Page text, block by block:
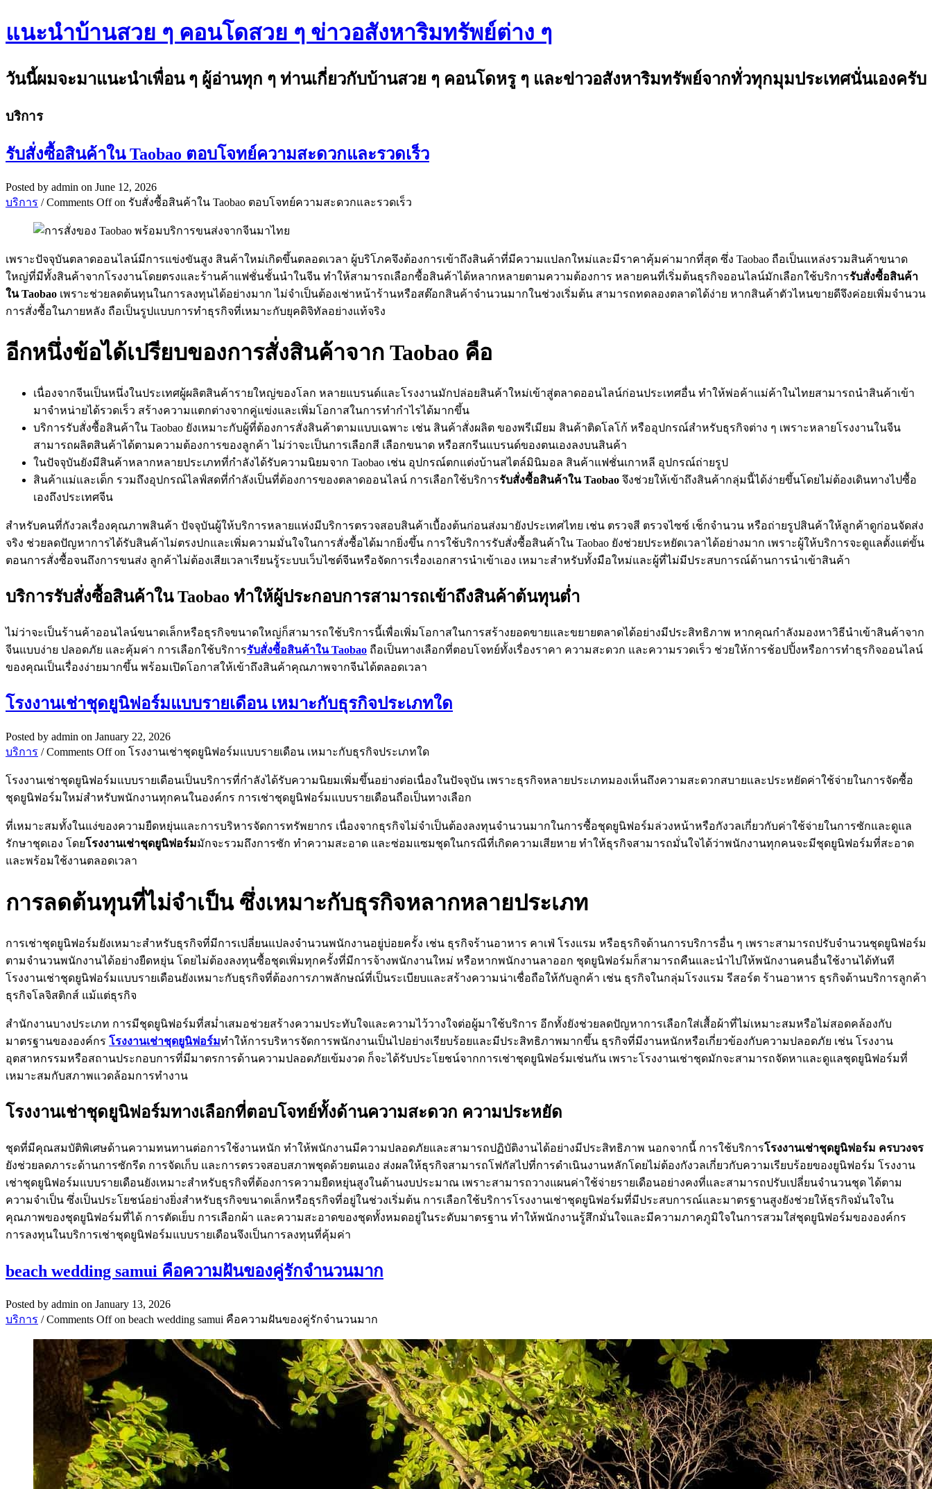
แนะนำบ้านสวย ๆ คอนโดสวย ๆ ข่าวอสังหาริมทรัพย์ต่าง ๆ
วันนี้ผมจะมาแนะนำเพื่อน ๆ ผู้อ่านทุก ๆ ท่านเกี่ยวกับบ้านสวย ๆ คอนโดหรู ๆ และข่าวอสังหาริมทรัพย์จากทั่วทุกมุมประเทศนั่นเองครับ
บริการ
รับสั่งซื้อสินค้าใน Taobao ตอบโจทย์ความสะดวกและรวดเร็ว
Posted by admin on June 12, 2026
บริการ /Comments Offon รับสั่งซื้อสินค้าใน Taobao ตอบโจทย์ความสะดวกและรวดเร็ว
เพราะปัจจุบันตลาดออนไลน์มีการแข่งขันสูง สินค้าใหม่เกิดขึ้นตลอดเวลา ผู้บริโภคจึงต้องการเข้าถึงสินค้าที่มีความแปลกใหม่และมีราคาคุ้มค่ามากที่สุด ซึ่ง Taobao ถือเป็นแหล่งรวมสินค้าขนาด
ใหญ่ที่มีทั้งสินค้าจากโรงงานโดยตรงและร้านค้าแฟชั่นชั้นนำในจีน ทำให้สามารถเลือกซื้อสินค้าได้หลากหลายตามความต้องการ หลายคนที่เริ่มต้นธุรกิจออนไลน์มักเลือกใช้บริการรับสั่งซื้อสินค้า
ในTaobao เพราะช่วยลดต้นทุนในการลงทุนได้อย่างมาก ไม่จำเป็นต้องเช่าหน้าร้านหรือสต๊อกสินค้าจำนวนมากในช่วงเริ่มต้น สามารถทดลองตลาดได้ง่าย หากสินค้าตัวไหนขายดีจึงค่อยเพิ่มจำนวน
การสั่งซื้อในภายหลัง ถือเป็นรูปแบบการทำธุรกิจที่เหมาะกับยุคดิจิทัลอย่างแท้จริง
อีกหนึ่งข้อได้เปรียบของการสั่งสินค้าจาก Taobao คือ
เนื่องจากจีนเป็นหนึ่งในประเทศผู้ผลิตสินค้ารายใหญ่ของโลก หลายแบรนด์และโรงงานมักปล่อยสินค้าใหม่เข้าสู่ตลาดออนไลน์ก่อนประเทศอื่น ทำให้พ่อค้าแม่ค้าในไทยสามารถนำสินค้าเข้า
มาจำหน่ายได้รวดเร็ว สร้างความแตกต่างจากคู่แข่งและเพิ่มโอกาสในการทำกำไรได้มากขึ้น
บริการรับสั่งซื้อสินค้าใน Taobao ยังเหมาะกับผู้ที่ต้องการสั่งสินค้าตามแบบเฉพาะ เช่น สินค้าสั่งผลิต ของพรีเมียม สินค้าติดโลโก้ หรืออุปกรณ์สำหรับธุรกิจต่าง ๆ เพราะหลายโรงงานในจีน
สามารถผลิตสินค้าได้ตามความต้องการของลูกค้า ไม่ว่าจะเป็นการเลือกสี เลือกขนาด หรือสกรีนแบรนด์ของตนเองลงบนสินค้า
ในปัจจุบันยังมีสินค้าหลากหลายประเภทที่กำลังได้รับความนิยมจาก Taobao เช่น อุปกรณ์ตกแต่งบ้านสไตล์มินิมอล สินค้าแฟชั่นเกาหลี อุปกรณ์ถ่ายรูป
สินค้าแม่และเด็ก รวมถึงอุปกรณ์ไลฟ์สดที่กำลังเป็นที่ต้องการของตลาดออนไลน์ การเลือกใช้บริการรับสั่งซื้อสินค้าในTaobao จึงช่วยให้เข้าถึงสินค้ากลุ่มนี้ได้ง่ายขึ้นโดยไม่ต้องเดินทางไปซื้อ
เองถึงประเทศจีน
สำหรับคนที่กังวลเรื่องคุณภาพสินค้า ปัจจุบันผู้ให้บริการหลายแห่งมีบริการตรวจสอบสินค้าเบื้องต้นก่อนส่งมายังประเทศไทย เช่น ตรวจสี ตรวจไซซ์ เช็กจำนวน หรือถ่ายรูปสินค้าให้ลูกค้าดูก่อนจัดส่ง
จริง ช่วยลดปัญหาการได้รับสินค้าไม่ตรงปกและเพิ่มความมั่นใจในการสั่งซื้อได้มากยิ่งขึ้น การใช้บริการรับสั่งซื้อสินค้าใน Taobao ยังช่วยประหยัดเวลาได้อย่างมาก เพราะผู้ให้บริการจะดูแลตั้งแต่ขั้น
ตอนการสั่งซื้อจนถึงการขนส่ง ลูกค้าไม่ต้องเสียเวลาเรียนรู้ระบบเว็บไซต์จีนหรือจัดการเรื่องเอกสารนำเข้าเอง เหมาะสำหรับทั้งมือใหม่และผู้ที่ไม่มีประสบการณ์ด้านการนำเข้าสินค้า
บริการรับสั่งซื้อสินค้าใน Taobao ทำให้ผู้ประกอบการสามารถเข้าถึงสินค้าต้นทุนต่ำ
ไม่ว่าจะเป็นร้านค้าออนไลน์ขนาดเล็กหรือธุรกิจขนาดใหญ่ก็สามารถใช้บริการนี้เพื่อเพิ่มโอกาสในการสร้างยอดขายและขยายตลาดได้อย่างมีประสิทธิภาพ หากคุณกำลังมองหาวิธีนำเข้าสินค้าจาก
จีนแบบง่าย ปลอดภัย และคุ้มค่า การเลือกใช้บริการรับสั่งซื้อสินค้าใน Taobao ถือเป็นทางเลือกที่ตอบโจทย์ทั้งเรื่องราคา ความสะดวก และความรวดเร็ว ช่วยให้การช้อปปิ้งหรือการทำธุรกิจออนไลน์
ของคุณเป็นเรื่องง่ายมากขึ้น พร้อมเปิดโอกาสให้เข้าถึงสินค้าคุณภาพจากจีนได้ตลอดเวลา
โรงงานเช่าชุดยูนิฟอร์มแบบรายเดือน เหมาะกับธุรกิจประเภทใด
Posted by admin on January 22, 2026
บริการ /Comments Offon โรงงานเช่าชุดยูนิฟอร์มแบบรายเดือน เหมาะกับธุรกิจประเภทใด
โรงงานเช่าชุดยูนิฟอร์มแบบรายเดือนเป็นบริการที่กำลังได้รับความนิยมเพิ่มขึ้นอย่างต่อเนื่องในปัจจุบัน เพราะธุรกิจหลายประเภทมองเห็นถึงความสะดวกสบายและประหยัดค่าใช้จ่ายในการจัดซื้อ
ชุดยูนิฟอร์มใหม่สำหรับพนักงานทุกคนในองค์กร การเช่าชุดยูนิฟอร์มแบบรายเดือนถือเป็นทางเลือก
ที่เหมาะสมทั้งในแง่ของความยืดหยุ่นและการบริหารจัดการทรัพยากร เนื่องจากธุรกิจไม่จำเป็นต้องลงทุนจำนวนมากในการซื้อชุดยูนิฟอร์มล่วงหน้าหรือกังวลเกี่ยวกับค่าใช้จ่ายในการซักและดูแล
รักษาชุดเอง โดยโรงงานเช่าชุดยูนิฟอร์มมักจะรวมถึงการซัก ทำความสะอาด และซ่อมแซมชุดในกรณีที่เกิดความเสียหาย ทำให้ธุรกิจสามารถมั่นใจได้ว่าพนักงานทุกคนจะมีชุดยูนิฟอร์มที่สะอาด
และพร้อมใช้งานตลอดเวลา
การลดต้นทุนที่ไม่จำเป็น ซึ่งเหมาะกับธุรกิจหลากหลายประเภท
การเช่าชุดยูนิฟอร์มยังเหมาะสำหรับธุรกิจที่มีการเปลี่ยนแปลงจำนวนพนักงานอยู่บ่อยครั้ง เช่น ธุรกิจร้านอาหาร คาเฟ่ โรงแรม หรือธุรกิจด้านการบริการอื่น ๆ เพราะสามารถปรับจำนวนชุดยูนิฟอร์ม
ตามจำนวนพนักงานได้อย่างยืดหยุ่น โดยไม่ต้องลงทุนซื้อชุดเพิ่มทุกครั้งที่มีการจ้างพนักงานใหม่ หรือหากพนักงานลาออก ชุดยูนิฟอร์มก็สามารถคืนและนำไปให้พนักงานคนอื่นใช้งานได้ทันที
โรงงานเช่าชุดยูนิฟอร์มแบบรายเดือนยังเหมาะกับธุรกิจที่ต้องการภาพลักษณ์ที่เป็นระเบียบและสร้างความน่าเชื่อถือให้กับลูกค้า เช่น ธุรกิจในกลุ่มโรงแรม รีสอร์ต ร้านอาหาร ธุรกิจด้านบริการลูกค้า
ธุรกิจโลจิสติกส์ แม้แต่ธุรกิจ
สำนักงานบางประเภท การมีชุดยูนิฟอร์มที่สม่ำเสมอช่วยสร้างความประทับใจและความไว้วางใจต่อผู้มาใช้บริการ อีกทั้งยังช่วยลดปัญหาการเลือกใส่เสื้อผ้าที่ไม่เหมาะสมหรือไม่สอดคล้องกับ
มาตรฐานขององค์กร โรงงานเช่าชุดยูนิฟอร์มทำให้การบริหารจัดการพนักงานเป็นไปอย่างเรียบร้อยและมีประสิทธิภาพมากขึ้น ธุรกิจที่มีงานหนักหรือเกี่ยวข้องกับความปลอดภัย เช่น โรงงาน
อุตสาหกรรมหรือสถานประกอบการที่มีมาตรการด้านความปลอดภัยเข้มงวด ก็จะได้รับประโยชน์จากการเช่าชุดยูนิฟอร์มเช่นกัน เพราะโรงงานเช่าชุดมักจะสามารถจัดหาและดูแลชุดยูนิฟอร์มที่
เหมาะสมกับสภาพแวดล้อมการทำงาน
โรงงานเช่าชุดยูนิฟอร์มทางเลือกที่ตอบโจทย์ทั้งด้านความสะดวก ความประหยัด
ชุดที่มีคุณสมบัติพิเศษด้านความทนทานต่อการใช้งานหนัก ทำให้พนักงานมีความปลอดภัยและสามารถปฏิบัติงานได้อย่างมีประสิทธิภาพ นอกจากนี้ การใช้บริการโรงงานเช่าชุดยูนิฟอร์ม ครบวงจร
ยังช่วยลดภาระด้านการซักรีด การจัดเก็บ และการตรวจสอบสภาพชุดด้วยตนเอง ส่งผลให้ธุรกิจสามารถโฟกัสไปที่การดำเนินงานหลักโดยไม่ต้องกังวลเกี่ยวกับความเรียบร้อยของยูนิฟอร์ม โรงงาน
เช่าชุดยูนิฟอร์มแบบรายเดือนยังเหมาะสำหรับธุรกิจที่ต้องการความยืดหยุ่นสูงในด้านงบประมาณ เพราะสามารถวางแผนค่าใช้จ่ายรายเดือนอย่างคงที่และสามารถปรับเปลี่ยนจำนวนชุด ได้ตาม
ความจำเป็น ซึ่งเป็นประโยชน์อย่างยิ่งสำหรับธุรกิจขนาดเล็กหรือธุรกิจที่อยู่ในช่วงเริ่มต้น การเลือกใช้บริการโรงงานเช่าชุดยูนิฟอร์มที่มีประสบการณ์และมาตรฐานสูงยังช่วยให้ธุรกิจมั่นใจใน
คุณภาพของชุดยูนิฟอร์มที่ได้ การตัดเย็บ การเลือกผ้า และความสะอาดของชุดทั้งหมดอยู่ในระดับมาตรฐาน ทำให้พนักงานรู้สึกมั่นใจและมีความภาคภูมิใจในการสวมใส่ชุดยูนิฟอร์มขององค์กร
การลงทุนในบริการเช่าชุดยูนิฟอร์มแบบรายเดือนจึงเป็นการลงทุนที่คุ้มค่า
beach wedding samui คือความฝันของคู่รักจำนวนมาก
Posted by admin on January 13, 2026
บริการ /Comments Offon beach wedding samui คือความฝันของคู่รักจำนวนมาก